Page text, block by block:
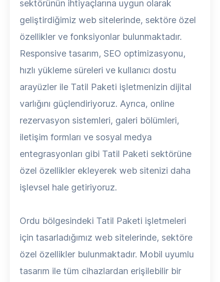
sektörünün ihtiyaçlarına uygun olarak
geliştirdiğimiz web sitelerinde, sektöre özel
özellikler ve fonksiyonlar bulunmaktadır.
Responsive tasarım, SEO optimizasyonu,
hızlı yükleme süreleri ve kullanıcı dostu
arayüzler ile Tatil Paketi işletmenizin dijital
varlığını güçlendiriyoruz. Ayrıca, online
rezervasyon sistemleri, galeri bölümleri,
iletişim formları ve sosyal medya
entegrasyonları gibi Tatil Paketi sektörüne
özel özellikler ekleyerek web sitenizi daha
işlevsel hale getiriyoruz.
Ordu bölgesindeki Tatil Paketi işletmeleri
için tasarladığımız web sitelerinde, sektöre
özel özellikler bulunmaktadır. Mobil uyumlu
tasarım ile tüm cihazlardan erişilebilir bir